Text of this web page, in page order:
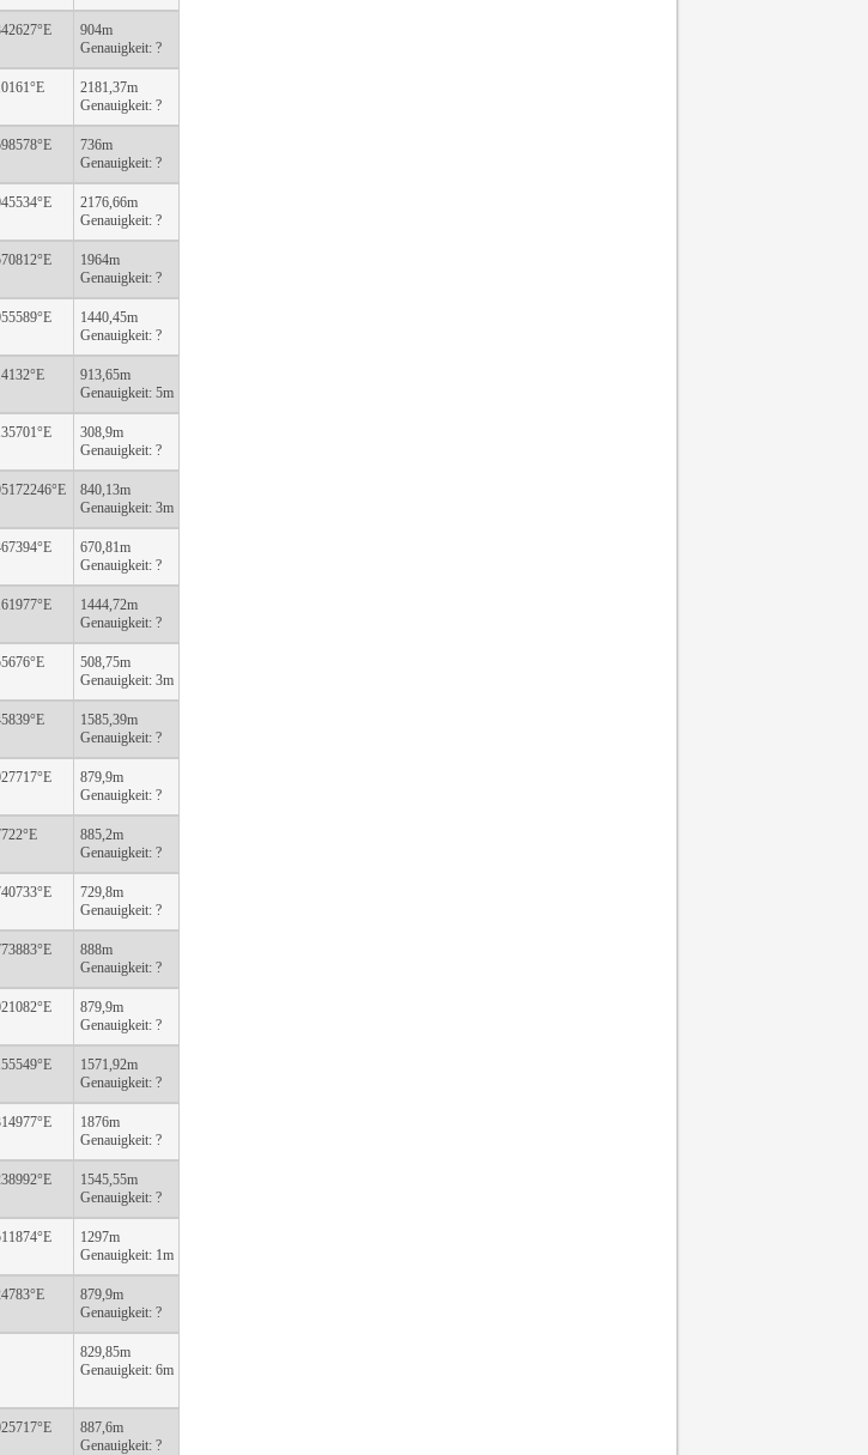
904m
Genauigkeit: ?
2181,37m
Genauigkeit: ?
736m
Genauigkeit: ?
2176,66m
Genauigkeit: ?
1964m
Genauigkeit: ?
1440,45m
Genauigkeit: ?
913,65m
Genauigkeit: 5m
308,9m
Genauigkeit: ?
840,13m
Genauigkeit: 3m
670,81m
Genauigkeit: ?
1444,72m
Genauigkeit: ?
508,75m
Genauigkeit: 3m
1585,39m
Genauigkeit: ?
879,9m
Genauigkeit: ?
885,2m
Genauigkeit: ?
729,8m
Genauigkeit: ?
888m
Genauigkeit: ?
879,9m
Genauigkeit: ?
1571,92m
Genauigkeit: ?
1876m
Genauigkeit: ?
1545,55m
Genauigkeit: ?
1297m
Genauigkeit: 1m
879,9m
Genauigkeit: ?
829,85m
Genauigkeit: 6m
887,6m
Genauigkeit: ?